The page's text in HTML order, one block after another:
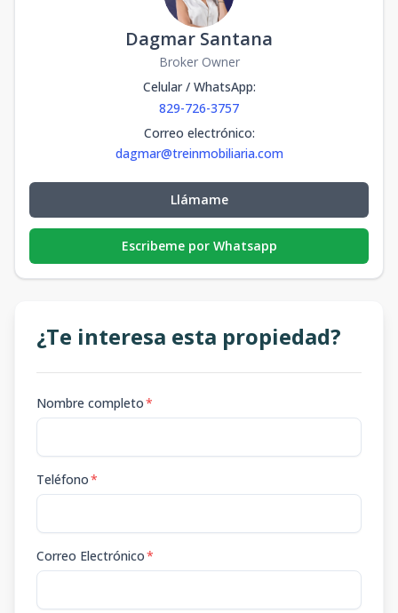
Dagmar Santana
Broker Owner
Celular / WhatsApp:
829-726-3757
Correo electrónico:
dagmar@treinmobiliaria.com
Llámame
Escribeme por Whatsapp
¿Te interesa esta propiedad?
Nombre completo*
Teléfono*
Correo Electrónico*